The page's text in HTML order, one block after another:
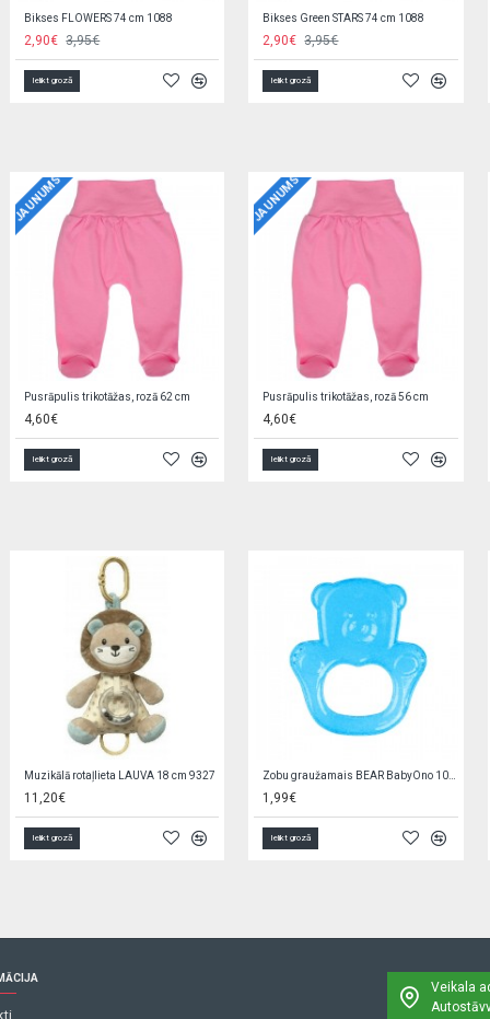
Bodi SAILOR 74 cm Mrofi
4,90€
Ielikt grozā
Bodi SUPER TIGER 68-80 cm
4,95€
Ielikt grozā
JAUNUMS
5,90€
Ielikt grozā
JAUNUMS
Zīdaiņu cimdiņi-dūraiņi STARS
1,90€
Ielikt grozā
Rompers SUMMER 20001 blue
2,90€
Ielikt grozā
Zeķubikses baltas RAB-0002 (80-122 cm)
3,90€
Ielikt grozā
Veikala